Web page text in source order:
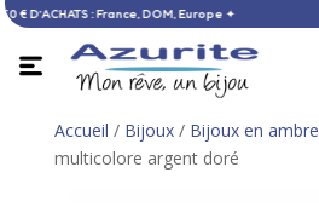
DÈS 60 € D’ACHATS : France, DOM, Europe ✦
Accueil / Bijoux/ Bijoux en ambre
multicolore argent doré